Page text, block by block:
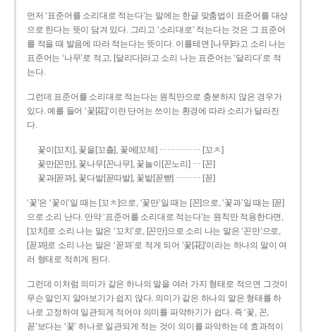
먼저 ‘표준어를 소리대로 적는다’는 말에는 한글 맞춤법이 표준어를 대상
으로 한다는 뜻이 담겨 있다. 그리고 ‘소리대로’ 적는다는 것은 그 표준어
를 적을 때 발음에 따라 적는다는 뜻이다. 이를테면 [나무]라고 소리 나는
표준어는 ‘나무’로 적고, [달리다]라고 소리 나는 표준어는 ‘달리다’로 적
는다.
그런데 표준어를 소리대로 적는다는 원칙만으로 충분하지 않은 경우가
있다. 예를 들어 ‘꽃[花]’이란 단어는 쓰이는 환경에 따라 소리가 달라진
다.
꽃이[꼬치], 꽃을[꼬츨], 꽃에[꼬체] …………… [꼬ㅊ]
꽃만[꼰만], 꽃나무[꼰나무], 꽃놀이[꼰노리] … [꼰]
꽃과[꼳꽈], 꽃다발[꼳따발], 꽃밭[꼳빧] ……… [꼳]
‘꽃’은 ‘꽃이’일 때는 [꼬ㅊ]으로, ‘꽃만’일 때는 [꼰]으로, ‘꽃과’일 때는 [꼳]
으로 소리 난다. 만약 ‘표준어를 소리대로 적는다’는 원칙만 적용한다면,
[꼬치]로 소리 나는 말은 ‘꼬치’로, [꼰만]으로 소리 나는 말은 ‘꼰만’으로,
[꼳꽈]로 소리 나는 말은 ‘꼳꽈’로 적게 되어 ‘꽃[花]’이라는 하나의 말이 여
러 형태로 적히게 된다.
그런데 이처럼 의미가 같은 하나의 말을 여러 가지 형태로 적으면 그것이
무슨 말인지 알아보기가 쉽지 않다. 의미가 같은 하나의 말은 형태를 하
나로 고정하여 일관되게 적어야 의미를 파악하기가 쉽다. 즉 ‘꽃, 꼰,
꼳’보다는 ‘꽃’ 하나로 일관되게 적는 것이 의미를 파악하는 데 효과적이